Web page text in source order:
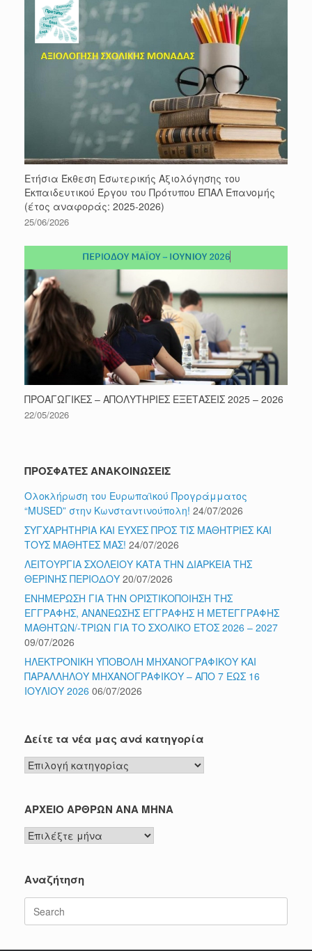
Ετήσια Έκθεση Εσωτερικής Αξιολόγησης του
Εκπαιδευτικού Έργου του Πρότυπου ΕΠΑΛ Επανομής
(έτος αναφοράς: 2025-2026)
25/06/2026
ΠΡΟΑΓΩΓΙΚΕΣ – ΑΠΟΛΥΤΗΡΙΕΣ ΕΞΕΤΑΣΕΙΣ 2025 – 2026
22/05/2026
ΠΡΟΣΦΑΤΕΣ ΑΝΑΚΟΙΝΩΣΕΙΣ
Ολοκλήρωση του Ευρωπαϊκού Προγράμματος
“MUSED” στην Κωνσταντινούπολη! 24/07/2026
ΣΥΓΧΑΡΗΤΗΡΙΑ ΚΑΙ ΕΥΧΕΣ ΠΡΟΣ ΤΙΣ ΜΑΘΗΤΡΙΕΣ ΚΑΙ
ΤΟΥΣ ΜΑΘΗΤΕΣ ΜΑΣ! 24/07/2026
ΛΕΙΤΟΥΡΓΙΑ ΣΧΟΛΕΙΟΥ ΚΑΤΑ ΤΗΝ ΔΙΑΡΚΕΙΑ ΤΗΣ
ΘΕΡΙΝΗΣ ΠΕΡΙΟΔΟΥ 20/07/2026
ΕΝΗΜΕΡΩΣΗ ΓΙΑ ΤΗΝ ΟΡΙΣΤΙΚΟΠΟΙΗΣΗ ΤΗΣ
ΕΓΓΡΑΦΗΣ, ΑΝΑΝΕΩΣΗΣ ΕΓΓΡΑΦΗΣ Ή ΜΕΤΕΓΓΡΑΦΗΣ
ΜΑΘΗΤΩΝ/-ΤΡΙΩΝ ΓΙΑ ΤΟ ΣΧΟΛΙΚΟ ΕΤΟΣ 2026 – 2027
09/07/2026
ΗΛΕΚΤΡΟΝΙΚΗ ΥΠΟΒΟΛΗ ΜΗΧΑΝΟΓΡΑΦΙΚΟΥ ΚΑΙ
ΠΑΡΑΛΛΗΛΟΥ ΜΗΧΑΝΟΓΡΑΦΙΚΟΥ – ΑΠΟ 7 ΕΩΣ 16
ΙΟΥΛΙΟΥ 2026 06/07/2026
Δείτε τα νέα μας ανά κατηγορία
Δείτε
τα
μας
κατηγορία
ΑΡΧΕΙΟ ΑΡΘΡΩΝ ΑΝΑ ΜΗΝΑ
ΑΡΧΕΙΟ
ΑΡΘΡΩΝ
ΜΗΝΑ
Αναζήτηση
Search
for: